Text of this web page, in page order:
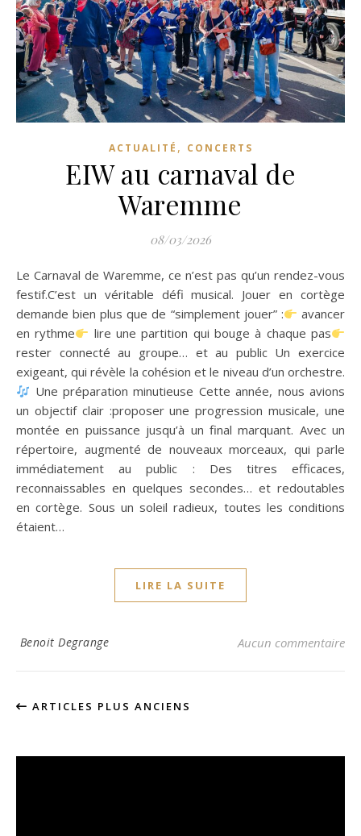
ACTUALITÉ , CONCERTS
EIW au carnaval de
Waremme
08/03/2026
Le Carnaval de Waremme, ce n’est pas qu’un rendez-vous
festif.C’est un véritable défi musical. Jouer en cortège
demande bien plus que de “simplement jouer” :
avancer
en rythme
lire une partition qui bouge à chaque pas
rester connecté au groupe… et au public Un exercice
exigeant, qui révèle la cohésion et le niveau d’un orchestre.
Une préparation minutieuse Cette année, nous avions
un objectif clair :proposer une progression musicale, une
montée en puissance jusqu’à un final marquant. Avec un
répertoire, augmenté de nouveaux morceaux, qui parle
immédiatement au public : Des titres efficaces,
reconnaissables en quelques secondes… et redoutables
en cortège. Sous un soleil radieux, toutes les conditions
étaient…
LIRE LA SUITE
Benoit Degrange Aucun commentaire
ARTICLES PLUS ANCIENS